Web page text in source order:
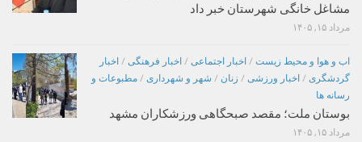
مشاغل خانگی شهرستان خبر داد
مرداد ۱۵, ۱۴۰۵
اب و هوا و محیط زیست / اخبار اجتماعی / اخبار فرهنگی / اخبار
گردشگری / اخبار ورزشی / زنان / شهر و شهرداری / مطبوعات و
رسانه ها
بوستان ملت؛ مقصد صبحگاهی ورزشکاران مشهد
مرداد ۱۵, ۱۴۰۵